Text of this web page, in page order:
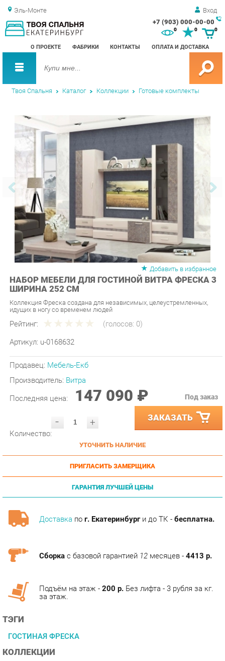
Эль-Монте Вход
+7 (903) 000-00-00
О ПРОЕКТЕ ФАБРИКИ КОНТАКТЫ ОПЛАТА И ДОСТАВКА
0 0
Твоя Спальня Каталог Коллекции Готовые комплекты
Добавить в избранное
НАБОР МЕБЕЛИ ДЛЯ ГОСТИНОЙ ВИТРА ФРЕСКА 3
ШИРИНА 252 СМ
Коллекция Фреска создана для независимых, целеустремленных,
Рейтинг: (голосов:
Артикул: u-0168632
Производитель:Витра
Последняя цена: 147 090 ₽
- ЗАКАЗАТЬ
УТОЧНИТЬ НАЛИЧИЕ
ПРИГЛАСИТЬ ЗАМЕРЩИКА
ГАРАНТИЯ ЛУЧШЕЙ ЦЕНЫ
Доставкапог. Екатеринбурги до ТК -бесплатна.
ТЭГИ